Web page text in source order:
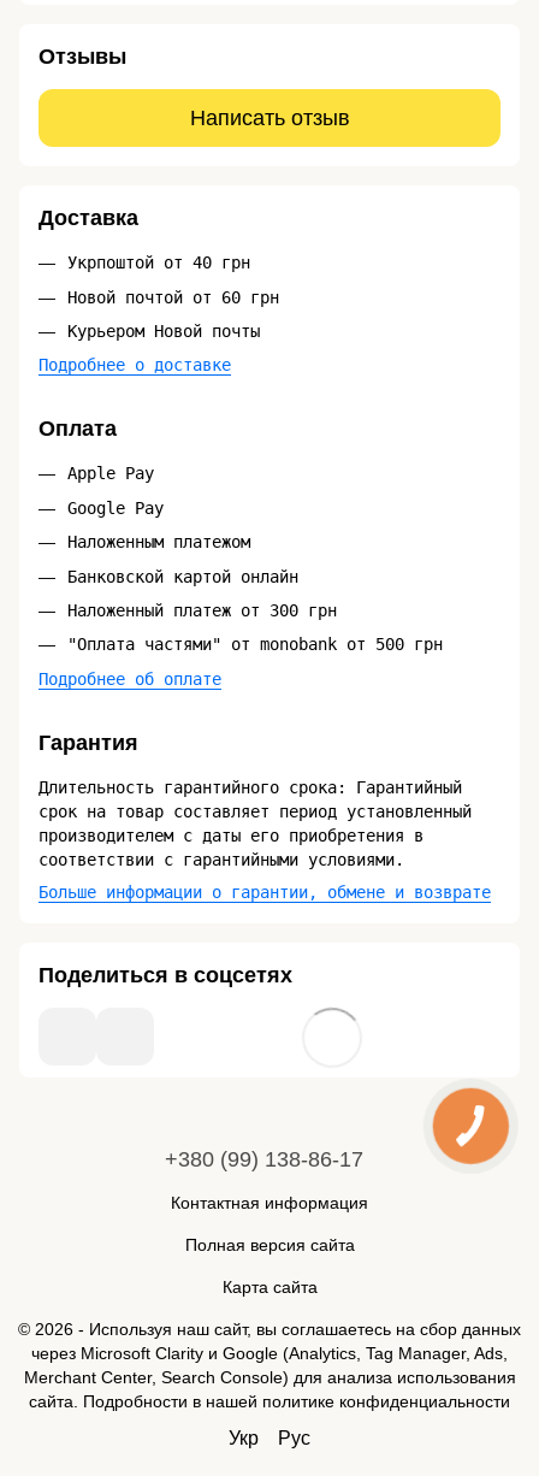
Отзывы
Написать отзыв
Доставка
Укрпоштой от 40 грн
Новой почтой от 60 грн
Курьером Новой почты
Подробнее о доставке
Оплата
Apple Pay
Google Pay
Наложенным платежом
Банковской картой онлайн
Наложенный платеж от 300 грн
"Оплата частями" от monobank от 500 грн
Подробнее об оплате
Гарантия
Длительность гарантийного срока: Гарантийный
срок на товар составляет период установленный
производителем с даты его приобретения в
соответствии с гарантийными условиями.
Больше информации о гарантии, обмене и возврате
Поделиться в соцсетях
+380 (99) 138-86-17
Контактная информация
Полная версия сайта
Карта сайта
© 2026 - Используя наш сайт, вы соглашаетесь на сбор данных
через Microsoft Clarity и Google (Analytics, Tag Manager, Ads,
Merchant Center, Search Console) для анализа использования
сайта. Подробности в нашей политике конфиденциальности
Укр Рус